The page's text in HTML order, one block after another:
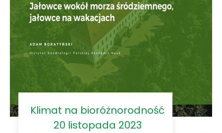
Klimat na bioróżnorodność
20 listopada 2023